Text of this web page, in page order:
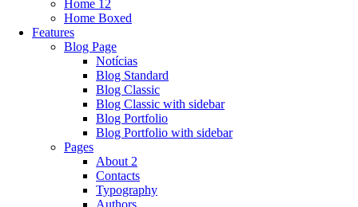
Home 12
Home Boxed
Features
Blog Page
Notícias
Blog Standard
Blog Classic
Blog Classic with sidebar
Blog Portfolio
Blog Portfolio with sidebar
Pages
About 2
Contacts
Typography
Authors